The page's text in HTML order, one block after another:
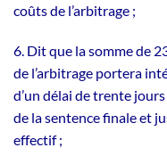
coûts de l’arbitrage ;
6. Dit que la somme de
de l’arbitrage portera
d’un délai de trente
de la sentence finale et
effectif ;